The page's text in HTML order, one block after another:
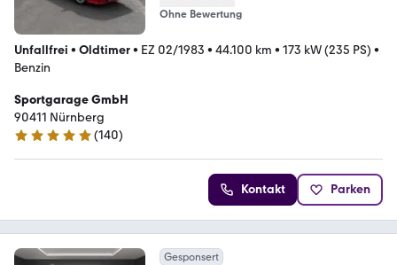
Ohne Bewertung
Unfallfrei • Oldtimer• EZ 02/1983 • 44.100 km • 173 kW (235 PS) •
Benzin
Sportgarage GmbH
90411 Nürnberg
5 Sterne
(140)
Kontakt Parken
Gesponsert